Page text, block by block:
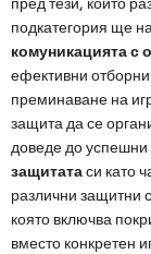
подкатегория ще
комуникацията с
ефективни
преминаване на
защита да се
доведе до успешни
защитатаси като
различни защитни
която включва
вместо конкретен